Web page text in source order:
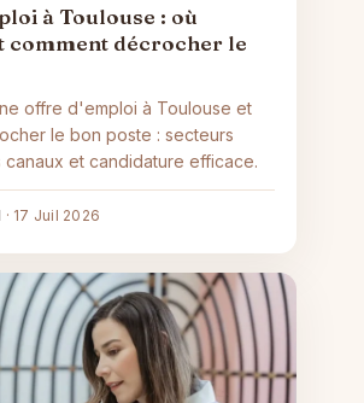
à Toulouse : où
comment décrocher le
offre d'emploi à Toulouse et
le bon poste : secteurs
et candidature efficace.
· 17 Juil 2026